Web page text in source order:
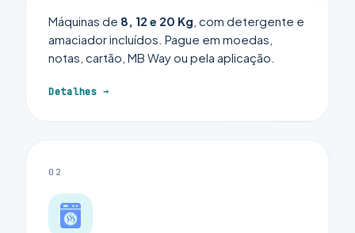
Máquinas de 8, 12 e 20 Kg , com detergente e
amaciador incluídos. Pague em moedas,
notas, cartão, MB Way ou pela aplicação.
Detalhes
02